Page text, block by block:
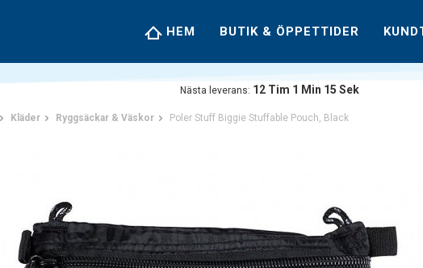
HEM BUTIK & ÖPPETTIDER
Nästa leverans: 12 Tim 1 Min 15 Sek
Kläder Ryggsäckar & Väskor Poler Stuff Biggie Stuffable Pouch, Black